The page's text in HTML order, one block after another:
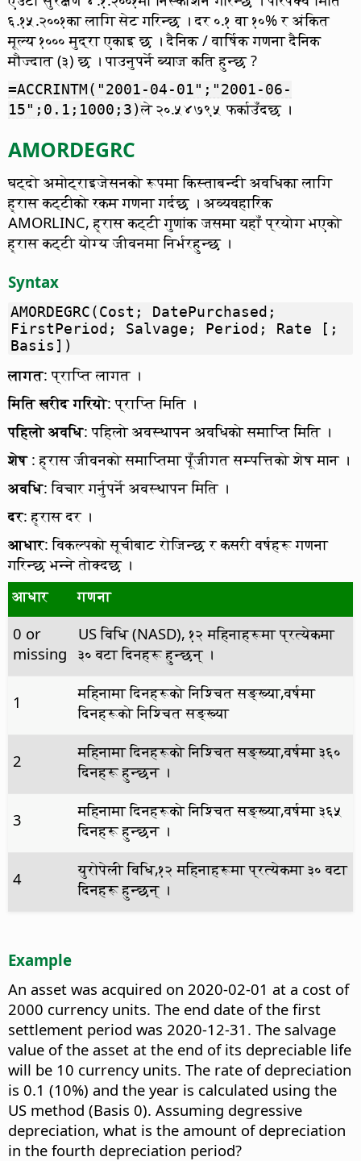
६.१५.२००१का लागि सेट गरिन्छ । दर ०.१ वा १०% र अंकित
मूल्य १००० मुद्रा एकाइ छ । दैनिक / वार्षिक गणना दैनिक
मौज्दात (३) छ । पाउनुपर्ने ब्याज कति हुन्छ ?
=ACCRINTM("2001-04-01";"2001-06-
15";0.1;1000;3)ले २०.५४७९५ फर्काउँदछ ।
AMORDEGRC
घट्दो अमोट्राइजेसनको रूपमा किस्ताबन्दी अवधिका लागि
ह्रास कट्टीको रकम गणना गर्दछ । अव्यवहारिक
AMORLINC, ह्रास कट्टी गुणांक जसमा यहाँ प्रयोग भएको
ह्रास कट्टी योग्य जीवनमा निर्भरहुन्छ ।
Syntax
AMORDEGRC(Cost; DatePurchased;
FirstPeriod; Salvage; Period; Rate [;
Basis])
लागत: प्राप्ति लागत ।
मिति खरीद गरियो: प्राप्ति मिति ।
पहिलो अवधि: पहिलो अवस्थापन अवधिको समाप्ति मिति ।
शेष : ह्रास जीवनको समाप्तिमा पूँजीगत सम्पत्तिको शेष मान ।
अवधि: विचार गर्नुपर्ने अवस्थापन मिति ।
दर: ह्रास दर ।
आधार: विकल्पको सूचीबाट रोजिन्छ र कसरी वर्षहरू गणना
गरिन्छ भन्ने तोक्दछ ।
आधार
गणना
0 or
missing
US विधि (NASD), १२ महिनाहरूमा प्रत्येकमा
३० वटा दिनहरू हुन्छन् ।
1
महिनामा दिनहरूको निश्चित सङ्ख्या,वर्षमा
दिनहरूको निश्चित सङ्ख्या
2
महिनामा दिनहरूको निश्चित सङ्ख्या,वर्षमा ३६०
दिनहरू हुन्छन ।
3
महिनामा दिनहरूको निश्चित सङ्ख्या,वर्षमा ३६५
दिनहरू हुन्छन ।
4
युरोपेली विधि,१२ महिनाहरूमा प्रत्येकमा ३० वटा
दिनहरू हुन्छन् ।
Example
An asset was acquired on 2020-02-01 at a cost of
2000 currency units. The end date of the first
settlement period was 2020-12-31. The salvage
value of the asset at the end of its depreciable life
will be 10 currency units. The rate of depreciation
is 0.1 (10%) and the year is calculated using the
US method (Basis 0). Assuming degressive
depreciation, what is the amount of depreciation
in the fourth depreciation period?